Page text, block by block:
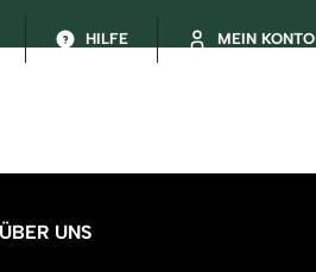
HILFE MEIN KONTO
ÜBER UNS